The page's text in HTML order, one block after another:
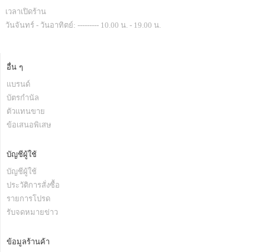
เวลาเปิดร้าน
วันจันทร์ - วันอาทิตย์: --------- 10.00 น. - 19.00 น.
อื่น ๆ
แบรนด์
บัตรกำนัล
ตัวแทนขาย
ข้อเสนอพิเสษ
บัญชีผู้ใช้
บัญชีผู้ใช้
ประวัติการสั่งซื้อ
รายการโปรด
รับจดหมายข่าว
ข้อมูลร้านค้า